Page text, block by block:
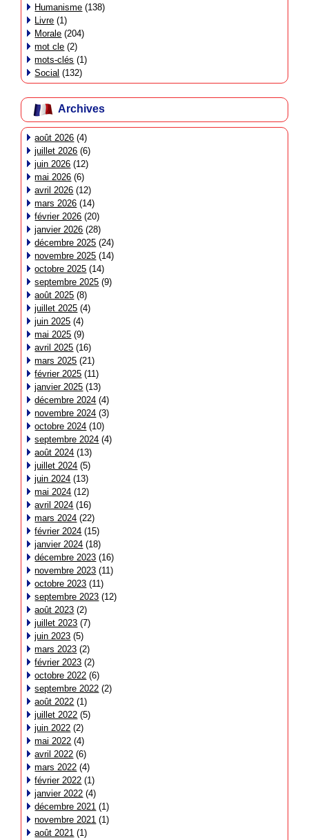
Humanisme (138)
Livre (1)
Morale (204)
mot cle (2)
mots-clés (1)
Social (132)
Archives
août 2026 (4)
juillet 2026 (6)
juin 2026 (12)
mai 2026 (6)
avril 2026 (12)
mars 2026 (14)
février 2026 (20)
janvier 2026 (28)
décembre 2025 (24)
novembre 2025 (14)
octobre 2025 (14)
septembre 2025 (9)
août 2025 (8)
juillet 2025 (4)
juin 2025 (4)
mai 2025 (9)
avril 2025 (16)
mars 2025 (21)
février 2025 (11)
janvier 2025 (13)
décembre 2024 (4)
novembre 2024 (3)
octobre 2024 (10)
septembre 2024 (4)
août 2024 (13)
juillet 2024 (5)
juin 2024 (13)
mai 2024 (12)
avril 2024 (16)
mars 2024 (22)
février 2024 (15)
janvier 2024 (18)
décembre 2023 (16)
novembre 2023 (11)
octobre 2023 (11)
septembre 2023 (12)
août 2023 (2)
juillet 2023 (7)
juin 2023 (5)
mars 2023 (2)
février 2023 (2)
octobre 2022 (6)
septembre 2022 (2)
août 2022 (1)
juillet 2022 (5)
juin 2022 (2)
mai 2022 (4)
avril 2022 (6)
mars 2022 (4)
février 2022 (1)
janvier 2022 (4)
décembre 2021 (1)
novembre 2021 (1)
août 2021 (1)